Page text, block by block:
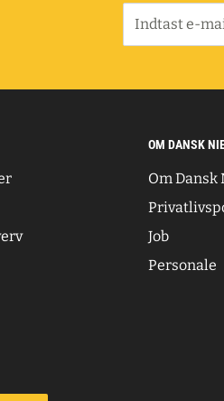
Indtast e-
OM DANSK
Om Dansk
Job
Personale